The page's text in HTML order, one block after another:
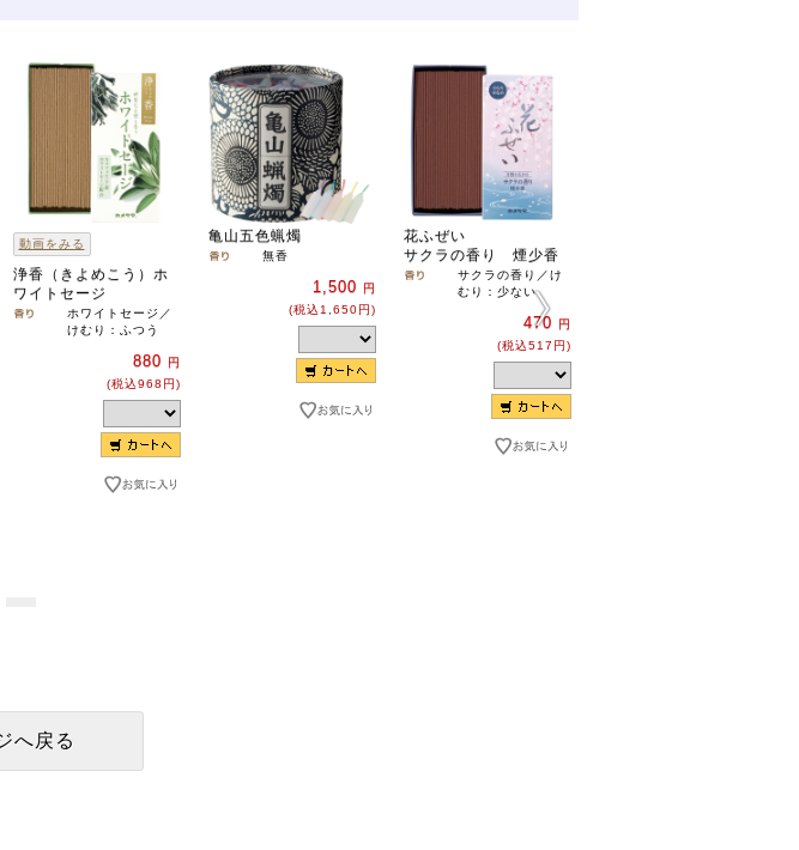
動画をみる
浄香（きよめこう）ホ
ワイトセージ
ホワイトセージ／
けむり：ふつう
880
円
(税込968円)
亀山五色蝋燭
無香
1,500
円
(税込1,650円)
花ふぜい
サクラの香り 煙少香
サクラの香り／け
むり：少ない
470
円
(税込517円)